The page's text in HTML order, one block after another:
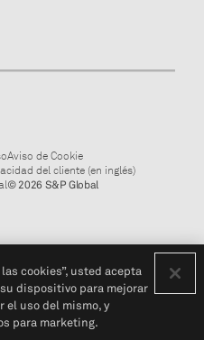
Aviso de Cookie
del cliente (en inglés)
© 2026 S&P Global
cookies”, usted acepta
dispositivo para mejorar
el uso del mismo, y
para marketing.